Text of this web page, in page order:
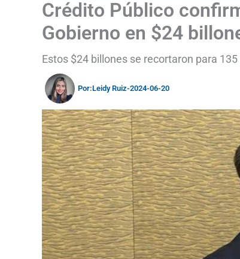
Crédito Público
Gobierno en $24
Estos $24 billones se recortaron para
Por:Leidy Ruiz-2024-06-20